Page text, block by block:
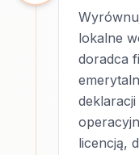
lokalne
doradca
licencją,